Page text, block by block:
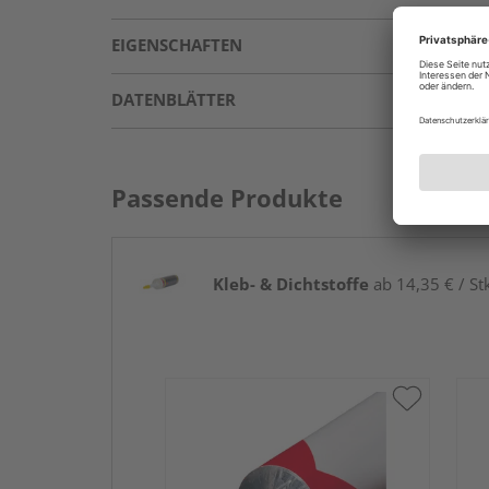
EIGENSCHAFTEN
DATENBLÄTTER
Passende Produkte
Kleb- & Dichtstoffe ab 14,35 € /